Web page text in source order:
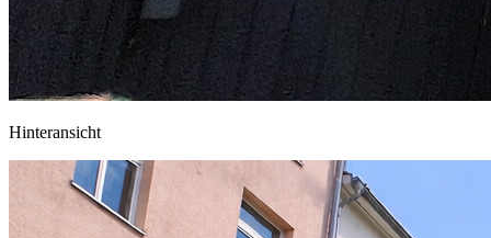
Hinteransicht